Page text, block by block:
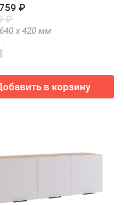
₽
₽
х 420 мм
в корзину